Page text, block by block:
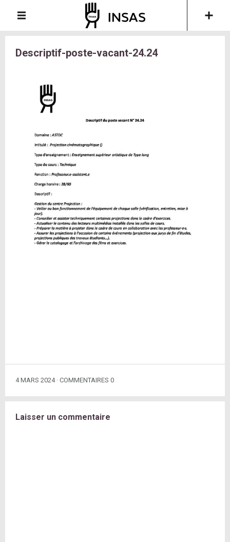
Descriptif-poste-vacant-24.24
4 MARS 2024 COMMENTAIRES 0
Laisser un commentaire